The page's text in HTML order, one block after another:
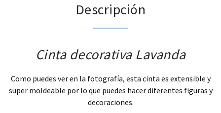
Descripción
Cinta decorativa Lavanda
Como puedes ver en la fotografía, esta cinta es extensible y
super moldeable por lo que puedes hacer diferentes figuras y
decoraciones.